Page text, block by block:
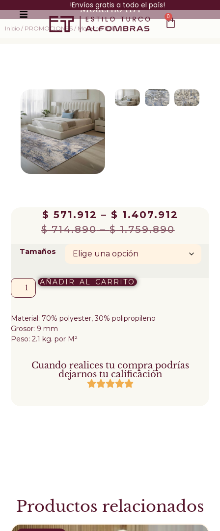
!Envíos gratis a todo el país!
0
Moderno 1171
Inicio / PROMOCIONES / Moderno 1171
$ 571.912 – $ 1.407.912
$714.890–$1.759.890
Tamaños
AÑADIR AL CARRITO
Material: 70% polyester, 30% polipropileno
Grosor: 9 mm
Peso: 2.1 kg. por M²
Cuando realices tu compra podrías
dejarnos tu calificación
Productos relacionados